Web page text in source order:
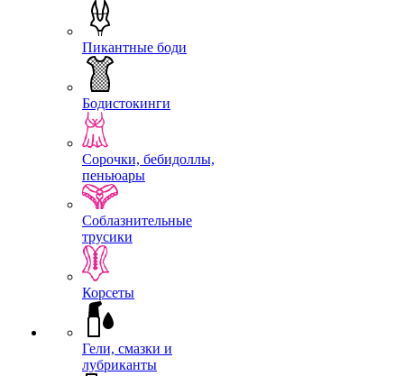
Пикантные боди
Бодистокинги
Сорочки, бебидоллы,
пеньюары
Соблазнительные
трусики
Корсеты
Гели, смазки и
лубриканты